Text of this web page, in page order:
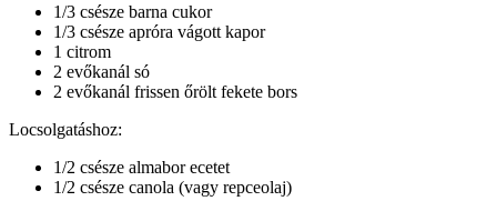
1/3 csésze barna cukor
1/3 csésze apróra vágott kapor
1 citrom
2 evőkanál só
2 evőkanál frissen őrölt fekete bors
Locsolgatáshoz:
1/2 csésze almabor ecetet
1/2 csésze canola (vagy repceolaj)